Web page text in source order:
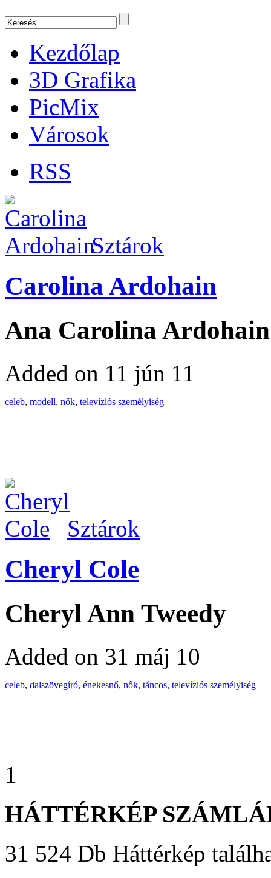
Kezdőlap
3D Grafika
PicMix
Városok
RSS
Sztárok
Carolina Ardohain
Ana Carolina Ardohain
Added on 11 jún 11
celeb, modell, nők, televíziós személyiség
Sztárok
Cheryl Cole
Cheryl Ann Tweedy
Added on 31 máj 10
celeb, dalszövegíró, énekesnő, nők, táncos, televíziós személyiség
1
HÁTTÉRKÉP
31 524 Db Háttérkép